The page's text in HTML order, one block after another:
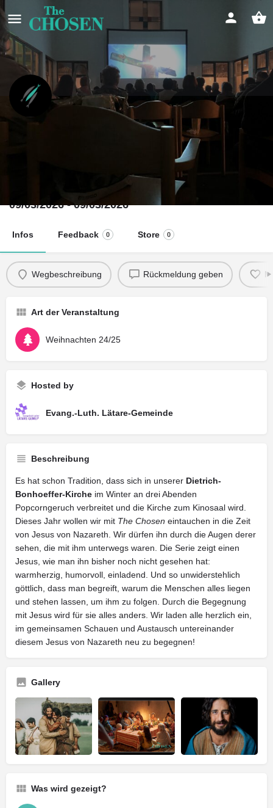
The Chosen erleben in der
09/03/2026 - 09/03/2026
Infos Feedback 0 Store 0
Wegbeschreibung Rückmeldung geben
Art der Veranstaltung
Weihnachten 24/25
Hosted by
Evang.-Luth. Lätare-Gemeinde
Beschreibung
Es hat schon Tradition, dass sich in unserer Dietrich-
Bonhoeffer-Kirche im Winter an drei Abenden
Popcorngeruch verbreitet und die Kirche zum Kinosaal wird.
Dieses Jahr wollen wir mit The Chosen eintauchen in die Zeit
von Jesus von Nazareth. Wir dürfen ihn durch die Augen derer
sehen, die mit ihm unterwegs waren. Die Serie zeigt einen
Jesus, wie man ihn bisher noch nicht gesehen hat:
warmherzig, humorvoll, einladend. Und so unwiderstehlich
göttlich, dass man begreift, warum die Menschen alles liegen
und stehen lassen, um ihm zu folgen. Durch die Begegnung
mit Jesus wird für sie alles anders. Wir laden alle herzlich ein,
im gemeinsamen Schauen und Austausch untereinander
diesem Jesus von Nazareth neu zu begegnen!
Gallery
Was wird gezeigt?